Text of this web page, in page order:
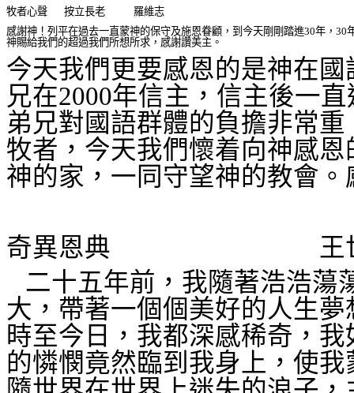
牧者心聲 按立長老
羅維志
感謝神！列平在過去一直蒙神的保守及施恩眷顧，到今天剛剛踏進30年， 30
神賜給我們的超過我們所想所求，感謝讚美主。
今天我們更要感恩的是神在
兄在2000年信主，信主後一
弟兄對國語群體的負擔非常重
牧者，今天我們懷着向神感
神的家，一同守望神的教會
奇異恩典
王
二十五年前，我隨著浩浩蕩
大，帶著一個個美好的人生
時至今日，我都深感稀奇，
的憐憫竟然臨到我身上，使